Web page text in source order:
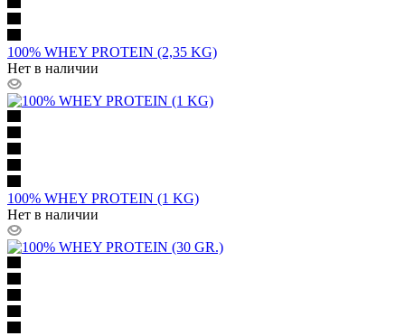
100% WHEY PROTEIN (2,35 KG)
Нет в наличии
100% WHEY PROTEIN (1 KG)
Нет в наличии